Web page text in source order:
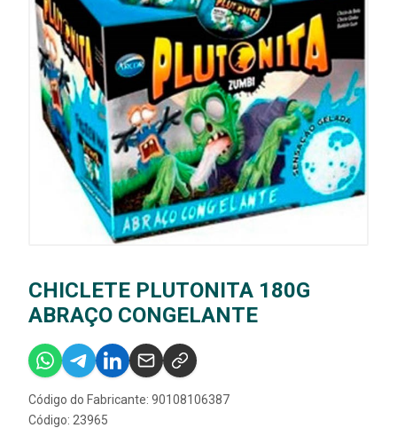
CHICLETE PLUTONITA 180G
ABRAÇO CONGELANTE
Código do Fabricante: 90108106387
Código: 23965